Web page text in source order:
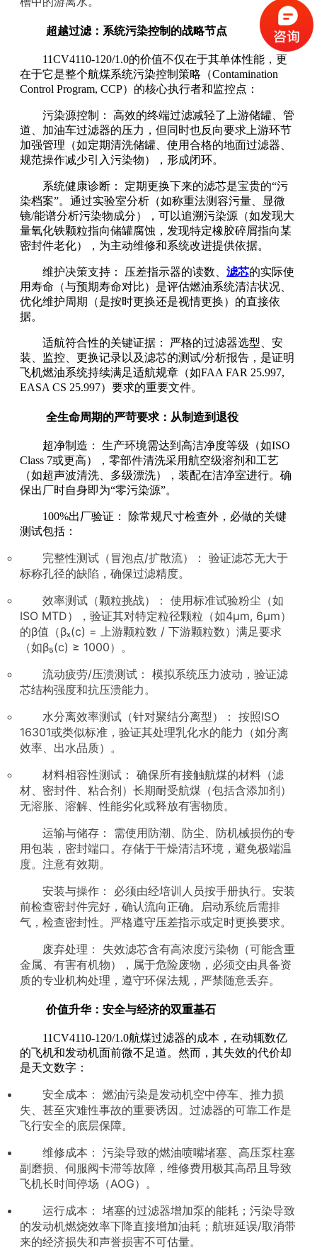
超越过滤：系统污染控制的战略节点
11CV4110-120/1.0的价值不仅在于其单体性能，更
在于它是整个航煤系统污染控制策略（Contamination
Control Program, CCP）的核心执行者和监控点：
污染源控制： 高效的终端过滤减轻了上游储罐、管
道、加油车过滤器的压力，但同时也反向要求上游环节
加强管理（如定期清洗储罐、使用合格的地面过滤器、
规范操作减少引入污染物），形成闭环。
系统健康诊断： 定期更换下来的滤芯是宝贵的“污
染档案”。通过实验室分析（如称重法测容污量、显微
镜/能谱分析污染物成分），可以追溯污染源（如发现大
量氧化铁颗粒指向储罐腐蚀，发现特定橡胶碎屑指向某
密封件老化），为主动维修和系统改进提供依据。
维护决策支持： 压差指示器的读数、 滤芯的实际使
用寿命（与预期寿命对比）是评估燃油系统清洁状况、
优化维护周期（是按时更换还是视情更换）的直接依
据。
适航符合性的关键证据： 严格的过滤器选型、安
装、监控、更换记录以及滤芯的测试/分析报告，是证明
飞机燃油系统持续满足适航规章（如FAA FAR 25.997,
EASA CS 25.997）要求的重要文件。
全生命周期的严苛要求：从制造到退役
超净制造： 生产环境需达到高洁净度等级（如ISO
Class 7或更高），零部件清洗采用航空级溶剂和工艺
（如超声波清洗、多级漂洗），装配在洁净室进行。确
保出厂时自身即为“零污染源”。
100%出厂验证： 除常规尺寸检查外，必做的关键
测试包括：
完整性测试（冒泡点/扩散流）： 验证滤芯无大于
标称孔径的缺陷，确保过滤精度。
效率测试（颗粒挑战）： 使用标准试验粉尘（如
ISO MTD），验证其对特定粒径颗粒（如4μm, 6μm）
的β值（βₓ(c) = 上游颗粒数 / 下游颗粒数）满足要求
（如β₅(c) ≥ 1000）。
流动疲劳/压溃测试： 模拟系统压力波动，验证滤
芯结构强度和抗压溃能力。
水分离效率测试（针对聚结分离型）： 按照ISO
16301或类似标准，验证其处理乳化水的能力（如分离
效率、出水品质）。
材料相容性测试： 确保所有接触航煤的材料（滤
材、密封件、粘合剂）长期耐受航煤（包括含添加剂）
无溶胀、溶解、性能劣化或释放有害物质。
运输与储存： 需使用防潮、防尘、防机械损伤的专
用包装，密封端口。存储于干燥清洁环境，避免极端温
度。注意有效期。
安装与操作： 必须由经培训人员按手册执行。安装
前检查密封件完好，确认流向正确。启动系统后需排
气，检查密封性。严格遵守压差指示或定时更换要求。
废弃处理： 失效滤芯含有高浓度污染物（可能含重
金属、有害有机物），属于危险废物，必须交由具备资
质的专业机构处理，遵守环保法规，严禁随意丢弃。
价值升华：安全与经济的双重基石
11CV4110-120/1.0航煤过滤器的成本，在动辄数亿
的飞机和发动机面前微不足道。然而，其失效的代价却
是天文数字：
安全成本： 燃油污染是发动机空中停车、推力损
失、甚至灾难性事故的重要诱因。过滤器的可靠工作是
飞行安全的底层保障。
维修成本： 污染导致的燃油喷嘴堵塞、高压泵柱塞
副磨损、伺服阀卡滞等故障，维修费用极其高昂且导致
飞机长时间停场（AOG）。
运行成本： 堵塞的过滤器增加泵的能耗；污染导致
的发动机燃烧效率下降直接增加油耗；航班延误/取消带
来的经济损失和声誉损害不可估量。